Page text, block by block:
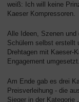
weiß: Ich will keine
Kaeser Kompressoren.
Alle Ideen, Szenen und
Schülern selbst erstellt
Drehtagen mit Kaeser-
Engagement umgesetzt.
Am Ende gab es drei
Preisverleihung - die
Sieger in der Kategorie